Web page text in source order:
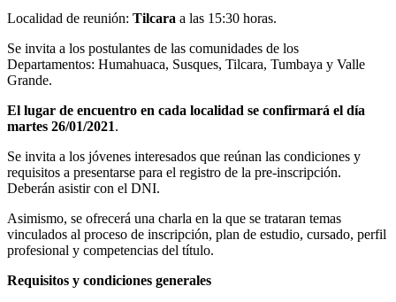
Localidad de reunión: Tilcara a las 15:30 horas.
Se invita a los postulantes de las comunidades de los
Departamentos: Humahuaca, Susques, Tilcara, Tumbaya y Valle
Grande.
El lugar de encuentro en cada localidad se confirmará el día
martes 26/01/2021.
Se invita a los jóvenes interesados que reúnan las condiciones y
requisitos a presentarse para el registro de la pre-inscripción.
Deberán asistir con el DNI.
Asimismo, se ofrecerá una charla en la que se trataran temas
vinculados al proceso de inscripción, plan de estudio, cursado, perfil
profesional y competencias del título.
Requisitos y condiciones generales